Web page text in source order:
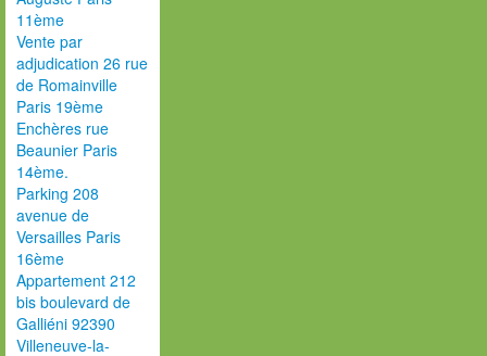
11ème
Vente par
adjudication 26 rue
de Romainville
Paris 19ème
Enchères rue
Beaunier Paris
14ème.
Parking 208
avenue de
Versailles Paris
16ème
Appartement 212
bis boulevard de
Galliéni 92390
Villeneuve-la-